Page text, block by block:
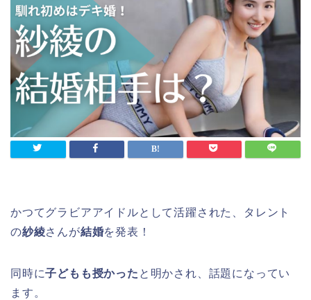
かつてグラビアアイドルとして活躍された、タレント
の紗綾さんが結婚を発表！
同時に子どもも授かった と明かされ、話題になってい
ます。